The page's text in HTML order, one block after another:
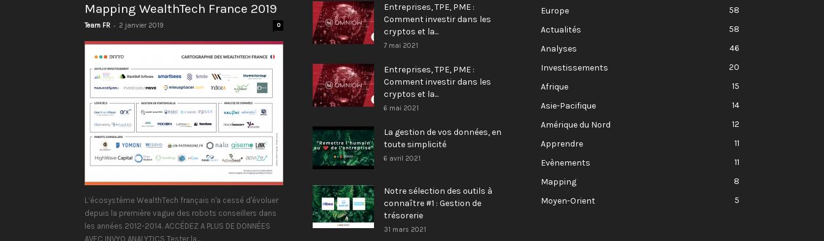
Mapping WealthTech France 2019
Team FR - 2 janvier 2019 0
L’écosystème WealthTech français n'a cessé d'évoluer
depuis la première vague des robots conseillers dans
les années 2012-2014. ACCÉDEZ A PLUS DE DONNÉES
AVEC INVYO ANALYTICS Tester la...
Entreprises, TPE, PME :
Comment investir dans les
cryptos et la...
7 mai 2021
Entreprises, TPE, PME :
Comment investir dans les
cryptos et la...
6 mai 2021
La gestion de vos données, en
toute simplicité
6 avril 2021
Notre sélection des outils à
connaître #1 : Gestion de
trésorerie
31 mars 2021
Europe
58
Actualités
58
Analyses
46
Investissements
20
Afrique
15
Asie-Pacifique
14
Amérique du Nord
12
Apprendre
11
Evènements
11
Mapping
8
Moyen-Orient
5